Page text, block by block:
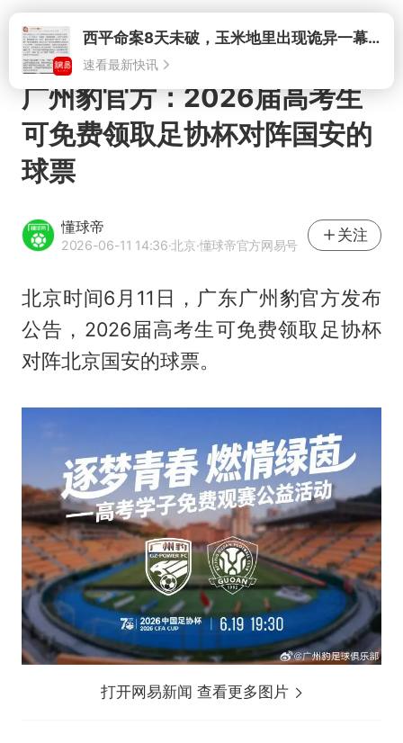
打开西平命案8天未破，玉米地里出现诡异一幕，我突然想起了欧金中
速看最新快讯
广州豹官方：2026届高考生
可免费领取足协杯对阵国安的
球票
懂球帝
2026-06-11 14:36·北京·懂球帝官方网易号
关注
北京时间6月11日，广东广州豹官方发布
公告，2026届高考生可免费领取足协杯
对阵北京国安的球票。
打开网易新闻 查看更多图片